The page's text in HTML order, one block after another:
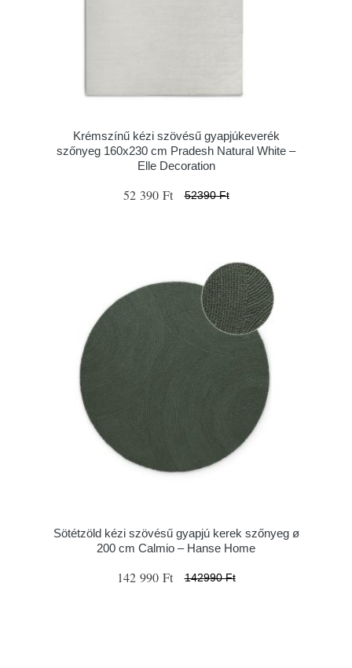
Krémszínű kézi szövésű gyapjúkeverék
szőnyeg 160x230 cm Pradesh Natural White –
Elle Decoration
52 390 Ft 52390 Ft
Sötétzöld kézi szövésű gyapjú kerek szőnyeg ø
200 cm Calmio – Hanse Home
142 990 Ft 142990 Ft